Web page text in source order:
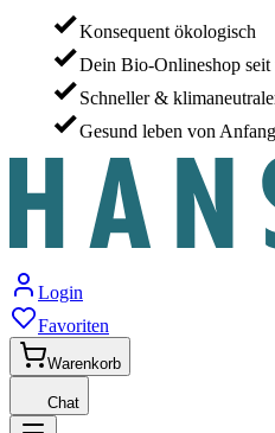
Konsequent ökologisch
Dein Bio-Onlineshop seit
Schneller &
Gesund leben von
Login
Favoriten
Warenkorb
Chat